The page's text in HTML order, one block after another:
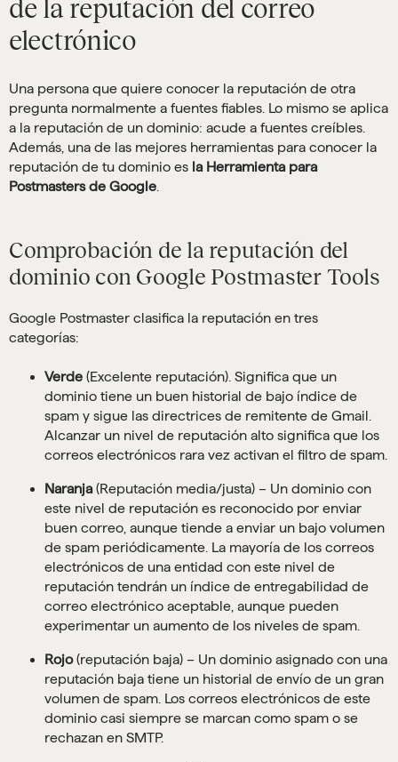
de la reputación del correo
electrónico
Una persona que quiere conocer la reputación de otra
pregunta normalmente a fuentes fiables. Lo mismo se aplica
a la reputación de un dominio: acude a fuentes creíbles.
Además, una de las mejores herramientas para conocer la
reputación de tu dominio es la Herramienta para
Postmasters de Google
Comprobación de la reputación del
dominio con Google Postmaster Tools
Google Postmaster clasifica la reputación en tres
categorías:
Verde (Excelente reputación). Significa que un
dominio tiene un buen historial de bajo índice de
spam y sigue las directrices de remitente de Gmail.
Alcanzar un nivel de reputación alto significa que los
correos electrónicos rara vez activan el filtro de spam.
Naranja(Reputación media/justa) – Un dominio con
este nivel de reputación es reconocido por enviar
buen correo, aunque tiende a enviar un bajo volumen
de spam periódicamente. La mayoría de los correos
electrónicos de una entidad con este nivel de
reputación tendrán un índice de entregabilidad de
correo electrónico aceptable, aunque pueden
experimentar un aumento de los niveles de spam.
Rojo(reputación baja) – Un dominio asignado con una
reputación baja tiene un historial de envío de un gran
volumen de spam. Los correos electrónicos de este
dominio casi siempre se marcan como spam o se
rechazan en SMTP.